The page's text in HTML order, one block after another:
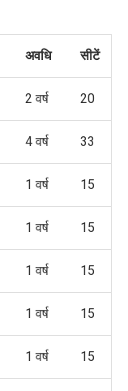
अवधि सीटें
2 वर्ष 20
4 वर्ष 33
1 वर्ष 15
1 वर्ष 15
1 वर्ष 15
1 वर्ष 15
1 वर्ष 15